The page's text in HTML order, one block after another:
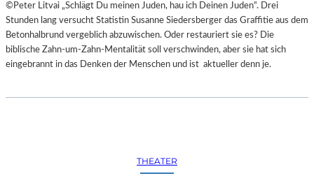
©Peter Litvai „Schlägt Du meinen Juden, hau ich Deinen Juden“. Drei
Stunden lang versucht Statistin Susanne Siedersberger das Graffitie aus dem
Betonhalbrund vergeblich abzuwischen. Oder restauriert sie es? Die
biblische Zahn-um-Zahn-Mentalität soll verschwinden, aber sie hat sich
eingebrannt in das Denken der Menschen und ist aktueller denn je.
THEATER